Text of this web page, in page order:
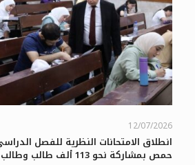
12/07/2026
انطلاق الامتحانات النظرية للفصل
حمص بمشاركة نحو 113 ألف طالب وطالب